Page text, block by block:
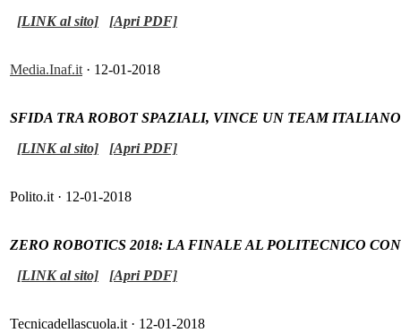
[LINK al sito]
[Apri PDF]
Media.Inaf.it · 12-01-2018
SFIDA TRA ROBOT SPAZIALI, VINCE UN TEAM
[LINK al sito]
[Apri PDF]
Polito.it · 12-01-2018
ZERO ROBOTICS 2018: LA FINALE AL POLITECNICO
[LINK al sito]
[Apri PDF]
Tecnicadellascuola.it · 12-01-2018